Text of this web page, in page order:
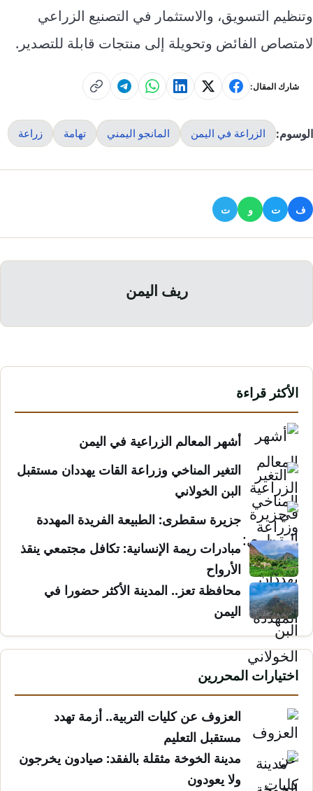
وتنظيم التسويق، والاستثمار في التصنيع الزراعي
لامتصاص الفائض وتحويلة إلى منتجات قابلة للتصدير.
شارك المقال:
الوسوم: الزراعة في اليمن المانجو اليمني تهامة زراعة
ف ت و ت
ريف اليمن
الأكثر قراءة
أشهر المعالم الزراعية في اليمن
التغير المناخي وزراعة القات يهددان مستقبل
البن الخولاني
جزيرة سقطرى: الطبيعة الفريدة المهددة
مبادرات ريمة الإنسانية: تكافل مجتمعي ينقذ
الأرواح
محافظة تعز.. المدينة الأكثر حضورا في
اليمن
اختيارات المحررين
العزوف عن كليات التربية.. أزمة تهدد
مستقبل التعليم
مدينة الخوخة مثقلة بالفقد: صيادون يخرجون
ولا يعودون